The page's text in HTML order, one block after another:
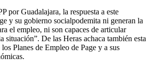
por Guadalajara, la respuesta a este
y su gobierno socialpodemita ni generan la
el empleo, ni son capaces de articular
situación”. De las Heras achaca también esta
Planes de Empleo de Page y a sus